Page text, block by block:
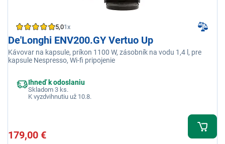
5,01x
De'Longhi ENV200.GY Vertuo Up
Kávovar na kapsule, príkon 1100 W, zásobník na vodu 1,4 l, pre
kapsule Nespresso, Wi-fi pripojenie
Ihneď k odoslaniu
Skladom 3 ks.
K vyzdvihnutiu už 10.8.
179,00 €